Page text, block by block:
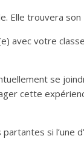
Elle trouvera son
avec votre
se
cette
si l’une